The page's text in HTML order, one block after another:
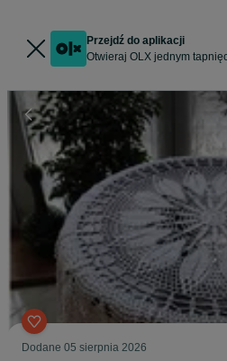
Przejdź do aplikacji
Otwieraj OLX jednym
Dodane 05 sierpnia 2026